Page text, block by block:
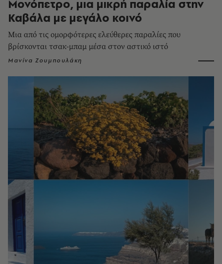
Μονόπετρο, μια μικρή παραλία στην
Καβάλα με μεγάλο κοινό
Μια από τις ομορφότερες ελεύθερες παραλίες που
βρίσκονται τσακ-μπαμ μέσα στον αστικό ιστό
Μανίνα Ζουμπουλάκη